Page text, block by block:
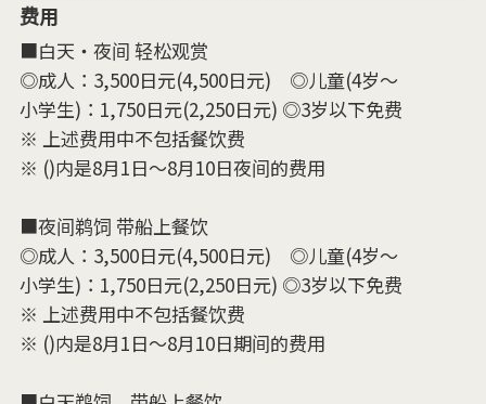
费用
■白天・夜间 轻松观赏
◎成人：3,500日元(4,500日元) ◎儿童(4岁～
小学生)：1,750日元(2,250日元) ◎3岁以下免费
※ 上述费用中不包括餐饮费
※ ()内是8月1日～8月10日夜间的费用
■夜间鹈饲 带船上餐饮
◎成人：3,500日元(4,500日元) ◎儿童(4岁～
小学生)：1,750日元(2,250日元) ◎3岁以下免费
※ 上述费用中不包括餐饮费
※ ()内是8月1日～8月10日期间的费用